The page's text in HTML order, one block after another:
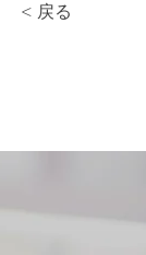
< 戻る